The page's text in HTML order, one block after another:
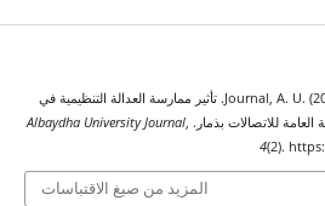
زايد علي عبد الخالق المنزوع, & Journal, A. U. (2022). تأثير ممارسة العدالة التنظيمية في
للاتصالات بذمار. Albaydha University Journal
4(2).
المزيد من صيغ الاقتباسات